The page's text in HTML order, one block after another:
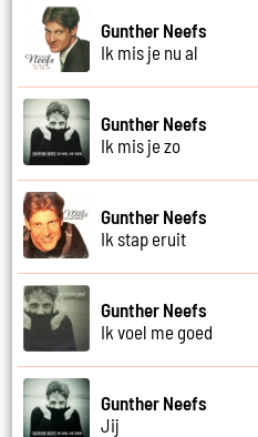
Gunther Neefs
Ik mis je nu al
Gunther Neefs
Ik mis je zo
Gunther Neefs
Ik stap eruit
Gunther Neefs
Ik voel me goed
Gunther Neefs
Jij